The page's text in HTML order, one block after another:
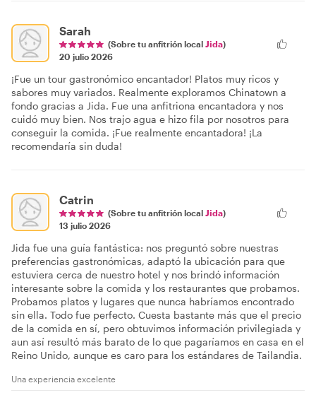
Sarah
(Sobre tu anfitrión local Jida)
20 julio 2026
¡Fue un tour gastronómico encantador! Platos muy ricos y
sabores muy variados. Realmente exploramos Chinatown a
fondo gracias a Jida. Fue una anfitriona encantadora y nos
cuidó muy bien. Nos trajo agua e hizo fila por nosotros para
conseguir la comida. ¡Fue realmente encantadora! ¡La
recomendaría sin duda!
Catrin
(Sobre tu anfitrión local Jida)
13 julio 2026
Jida fue una guía fantástica: nos preguntó sobre nuestras
preferencias gastronómicas, adaptó la ubicación para que
estuviera cerca de nuestro hotel y nos brindó información
interesante sobre la comida y los restaurantes que probamos.
Probamos platos y lugares que nunca habríamos encontrado
sin ella. Todo fue perfecto. Cuesta bastante más que el precio
de la comida en sí, pero obtuvimos información privilegiada y
aun así resultó más barato de lo que pagaríamos en casa en el
Reino Unido, aunque es caro para los estándares de Tailandia.
Una experiencia excelente